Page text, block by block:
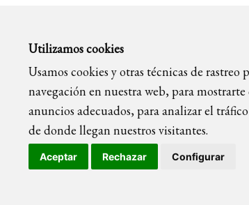
Utilizamos cookies
Usamos cookies y otras técnicas de
navegación en nuestra web, para
anuncios adecuados, para analizar el
de donde llegan nuestros visitantes.
Aceptar Rechazar Configurar
93 268 78 43 | +34 630 82 09 89 |